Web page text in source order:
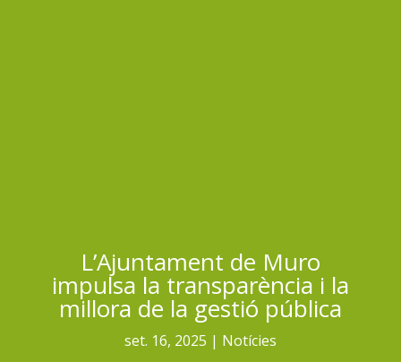
L’Ajuntament de Muro
impulsa la transparència i la
millora de la gestió pública
set. 16, 2025 Notícies